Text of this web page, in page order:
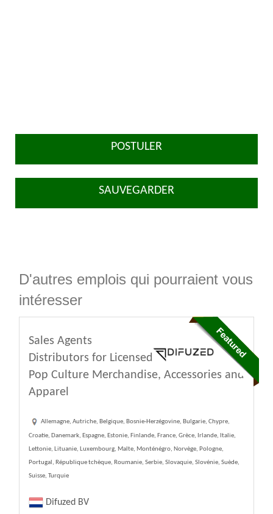
POSTULER
SAUVEGARDER
D'autres emplois qui pourraient vous
intéresser
Sales Agents
Distributors for Licensed
Pop Culture Merchandise, Accessories and
Apparel
Allemagne, Autriche, Belgique, Bosnie-Herzégovine, Bulgarie, Chypre,
Croatie, Danemark, Espagne, Estonie, Finlande, France, Grèce, Irlande, Italie,
Lettonie, Lituanie, Luxembourg, Malte, Monténégro, Norvège, Pologne,
Portugal, République tchèque, Roumanie, Serbie, Slovaquie, Slovénie, Suède,
Suisse, Turquie
Difuzed BV